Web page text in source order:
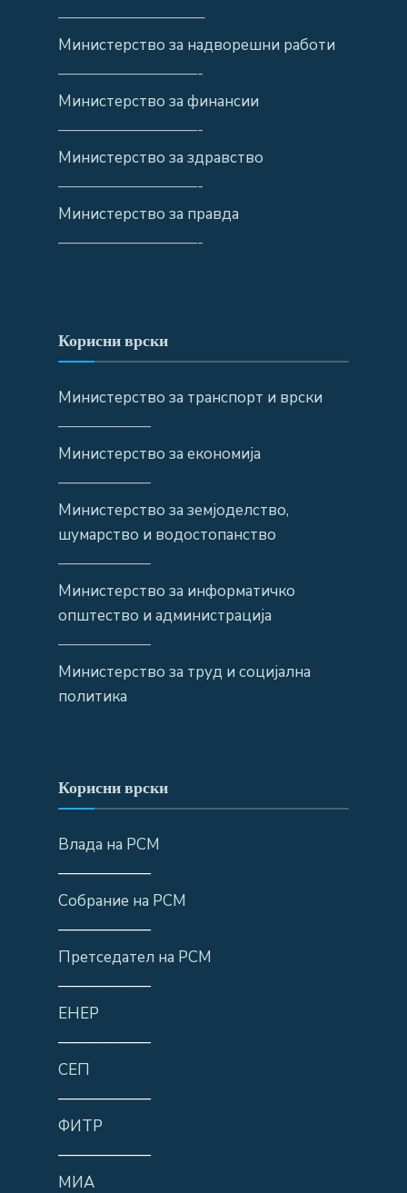
—————————–
Министерство за надворешни работи
—————————-
Министерство за финансии
—————————-
Министерство за здравство
—————————-
Министерство за правда
—————————-
Корисни врски
Министерство за транспорт и врски
——————
Министерство за економија
——————
Министерство за земјоделство,
шумарство и водостопанство
——————
Министерство за информатичко
општество и администрација
——————
Министерство за труд и социјална
политика
Корисни врски
Влада на РСМ
——————
Собрание на РСМ
——————
Претседател на РСМ
——————
ЕНЕР
——————
СЕП
——————
ФИТР
——————
МИА